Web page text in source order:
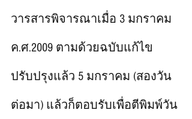
วารสารพิจารณาเมื่อ 3 มกราคม
ค.ศ.2009 ตามด้วยฉบับแก้ไข
ปรับปรุงแล้ว 5 มกราคม (สองวัน
ต่อมา) แล้วก็ตอบรับเพื่อตีพิมพ์วัน